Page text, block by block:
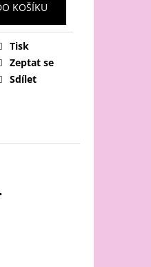
KOŠÍKU
Tisk
Zeptat se
Sdílet